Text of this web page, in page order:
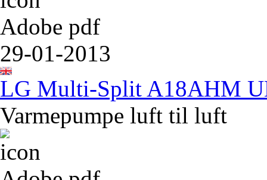
Adobe pdf
29-01-2013
LG Multi-Split A18AHM
Varmepumpe luft til luft